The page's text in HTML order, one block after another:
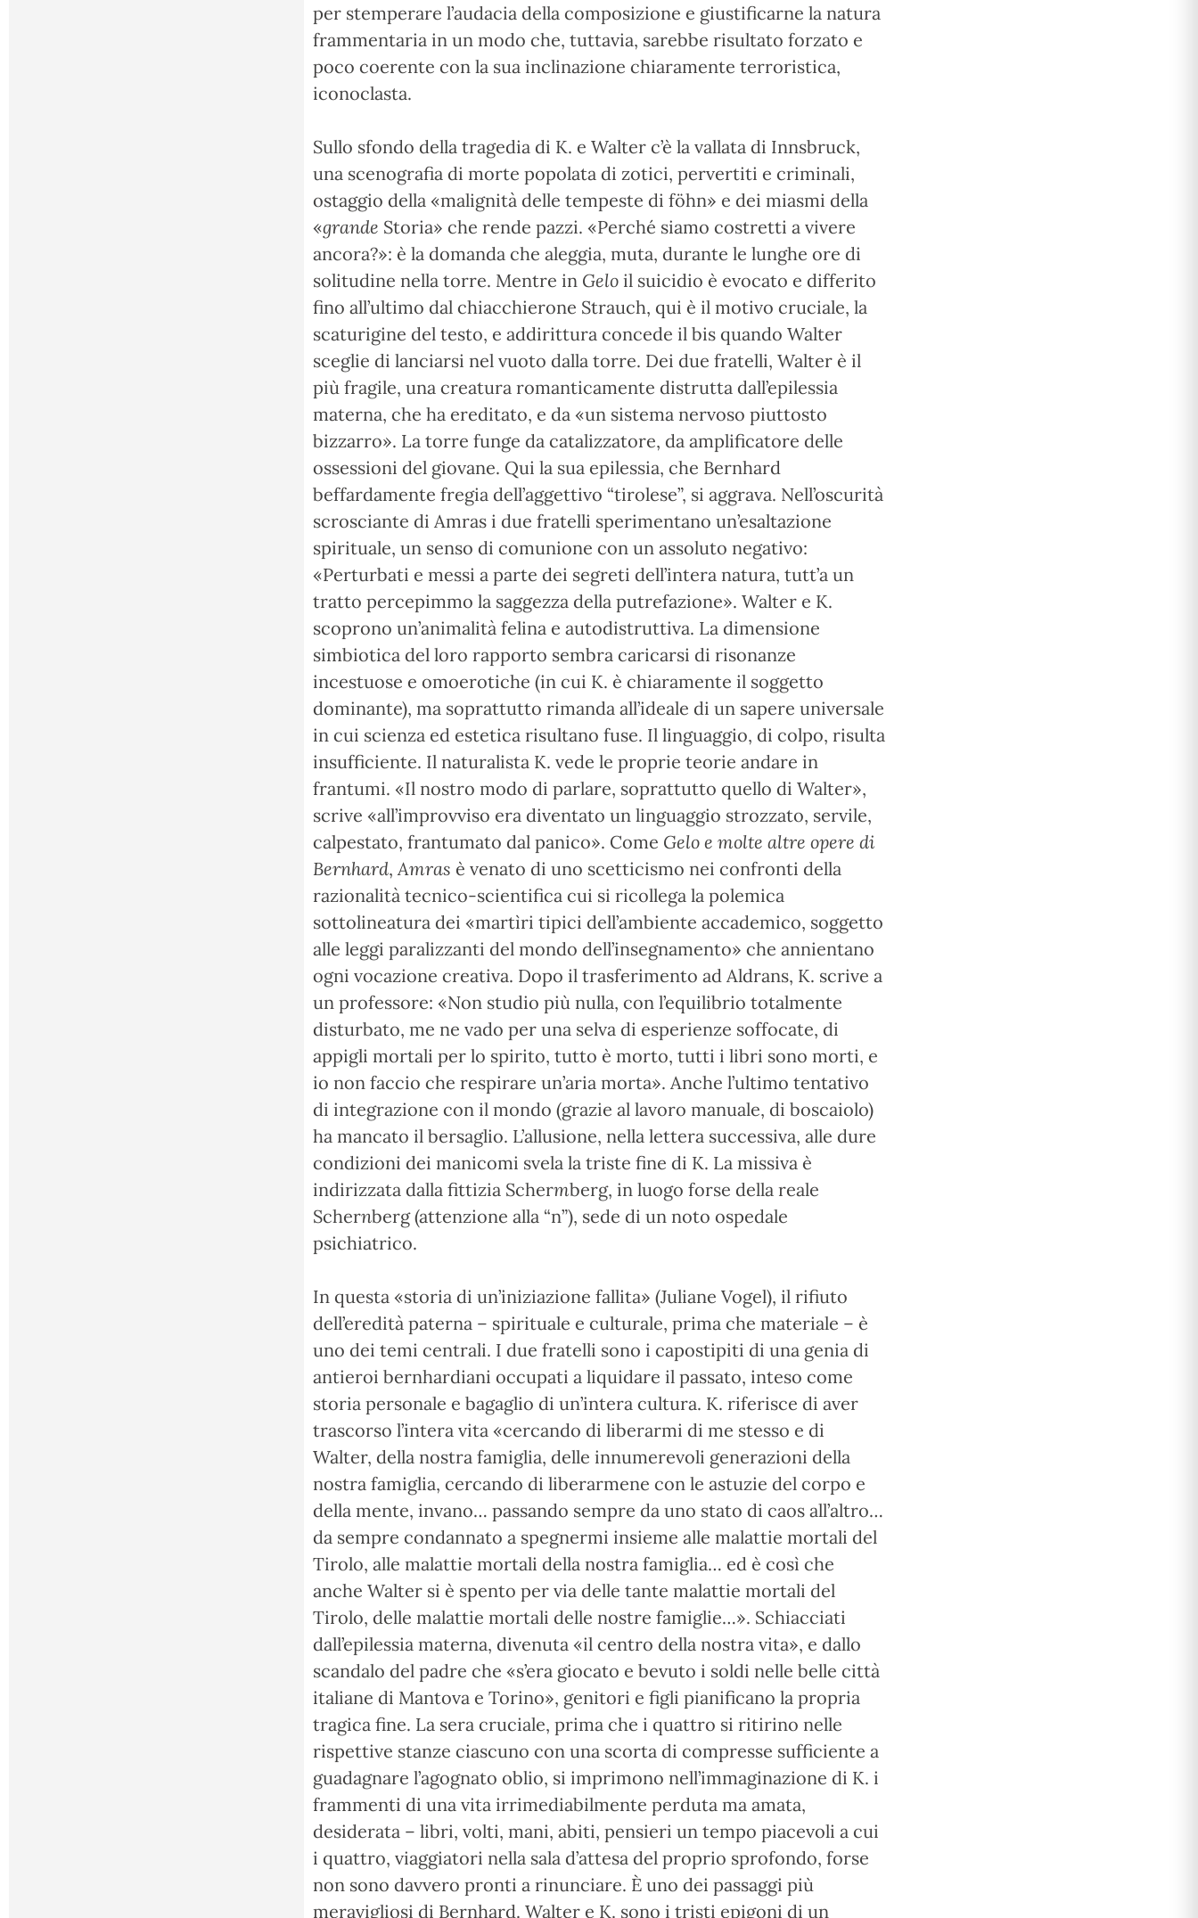
per stemperare l’audacia della composizione e giustificarne la natura
frammentaria in un modo che, tuttavia, sarebbe risultato forzato e
poco coerente con la sua inclinazione chiaramente terroristica,
iconoclasta.
Sullo sfondo della tragedia di K. e Walter c’è la vallata di Innsbruck,
una scenografia di morte popolata di zotici, pervertiti e criminali,
ostaggio della «malignità delle tempeste di föhn» e dei miasmi della
«grande Storia» che rende pazzi. «Perché siamo costretti a vivere
ancora?»: è la domanda che aleggia, muta, durante le lunghe ore di
solitudine nella torre. Mentre in Gelo il suicidio è evocato e differito
fino all’ultimo dal chiacchierone Strauch, qui è il motivo cruciale, la
scaturigine del testo, e addirittura concede il bis quando Walter
sceglie di lanciarsi nel vuoto dalla torre. Dei due fratelli, Walter è il
più fragile, una creatura romanticamente distrutta dall’epilessia
materna, che ha ereditato, e da «un sistema nervoso piuttosto
bizzarro». La torre funge da catalizzatore, da amplificatore delle
ossessioni del giovane. Qui la sua epilessia, che Bernhard
beffardamente fregia dell’aggettivo “tirolese”, si aggrava. Nell’oscurità
scrosciante di Amras i due fratelli sperimentano un’esaltazione
spirituale, un senso di comunione con un assoluto negativo:
«Perturbati e messi a parte dei segreti dell’intera natura, tutt’a un
tratto percepimmo la saggezza della putrefazione». Walter e K.
scoprono un’animalità felina e autodistruttiva. La dimensione
simbiotica del loro rapporto sembra caricarsi di risonanze
incestuose e omoerotiche (in cui K. è chiaramente il soggetto
dominante), ma soprattutto rimanda all’ideale di un sapere universale
in cui scienza ed estetica risultano fuse. Il linguaggio, di colpo, risulta
insufficiente. Il naturalista K. vede le proprie teorie andare in
frantumi. «Il nostro modo di parlare, soprattutto quello di Walter»,
scrive «all’improvviso era diventato un linguaggio strozzato, servile,
calpestato, frantumato dal panico». Come Gelo e molte altre opere di
Bernhard,Amras è venato di uno scetticismo nei confronti della
razionalità tecnico-scientifica cui si ricollega la polemica
sottolineatura dei «martìri tipici dell’ambiente accademico, soggetto
alle leggi paralizzanti del mondo dell’insegnamento» che annientano
ogni vocazione creativa. Dopo il trasferimento ad Aldrans, K. scrive a
un professore: «Non studio più nulla, con l’equilibrio totalmente
disturbato, me ne vado per una selva di esperienze soffocate, di
appigli mortali per lo spirito, tutto è morto, tutti i libri sono morti, e
io non faccio che respirare un’aria morta». Anche l’ultimo tentativo
di integrazione con il mondo (grazie al lavoro manuale, di boscaiolo)
ha mancato il bersaglio. L’allusione, nella lettera successiva, alle dure
condizioni dei manicomi svela la triste fine di K. La missiva è
indirizzata dalla fittizia Schermberg, in luogo forse della reale
Schernberg (attenzione alla “n”), sede di un noto ospedale
psichiatrico.
In questa «storia di un’iniziazione fallita» (Juliane Vogel), il rifiuto
dell’eredità paterna – spirituale e culturale, prima che materiale – è
uno dei temi centrali. I due fratelli sono i capostipiti di una genia di
antieroi bernhardiani occupati a liquidare il passato, inteso come
storia personale e bagaglio di un’intera cultura. K. riferisce di aver
trascorso l’intera vita «cercando di liberarmi di me stesso e di
Walter, della nostra famiglia, delle innumerevoli generazioni della
nostra famiglia, cercando di liberarmene con le astuzie del corpo e
della mente, invano… passando sempre da uno stato di caos all’altro…
da sempre condannato a spegnermi insieme alle malattie mortali del
Tirolo, alle malattie mortali della nostra famiglia… ed è così che
anche Walter si è spento per via delle tante malattie mortali del
Tirolo, delle malattie mortali delle nostre famiglie…». Schiacciati
dall’epilessia materna, divenuta «il centro della nostra vita», e dallo
scandalo del padre che «s’era giocato e bevuto i soldi nelle belle città
italiane di Mantova e Torino», genitori e figli pianificano la propria
tragica fine. La sera cruciale, prima che i quattro si ritirino nelle
rispettive stanze ciascuno con una scorta di compresse sufficiente a
guadagnare l’agognato oblio, si imprimono nell’immaginazione di K. i
frammenti di una vita irrimediabilmente perduta ma amata,
desiderata – libri, volti, mani, abiti, pensieri un tempo piacevoli a cui
i quattro, viaggiatori nella sala d’attesa del proprio sprofondo, forse
non sono davvero pronti a rinunciare. È uno dei passaggi più
meravigliosi di Bernhard. Walter e K. sono i tristi epigoni di un